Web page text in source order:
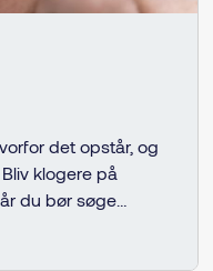
det opstår, og
klogere på
du bør søge
ikke